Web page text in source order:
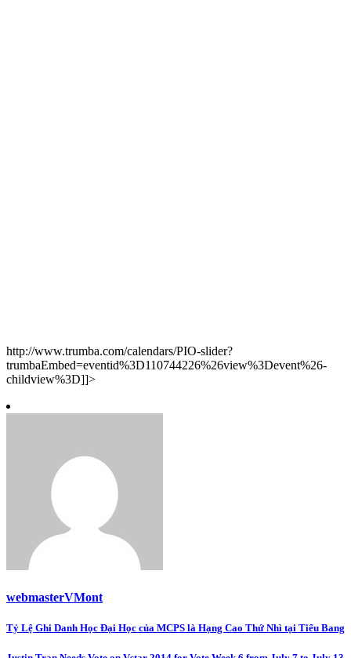
http://www.trumba.com/calendars/PIO-slider?
trumbaEmbed=eventid%3D110744226%26view%3Devent%26-
childview%3D]]>
webmasterVMont
Post
navigation
Tỷ Lệ Ghi Danh Học Đại Học của MCPS là Hạng Cao Thứ Nhì tại Tiểu Bang